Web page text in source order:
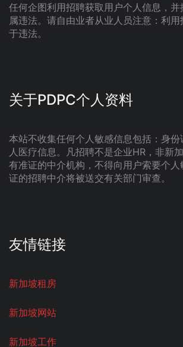
任何企图利用招聘获取用户个人信息，
属违法。请自由业者从业人员注意：利
于违法。
关于PDPC个人资料
本站不收集任何个人敏感信息包括：身
人医疗信息。凡招聘不是企业HR，非新
有准证的中介机构，不得向用户索要个
证的招聘中介将被送交有关部门审查。
友情链接
新加坡租房
新加坡网站
新加坡工作